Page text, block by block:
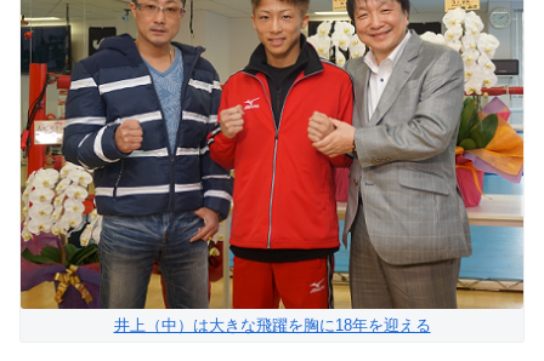
井上（中）は大きな飛躍を胸に18年を迎える